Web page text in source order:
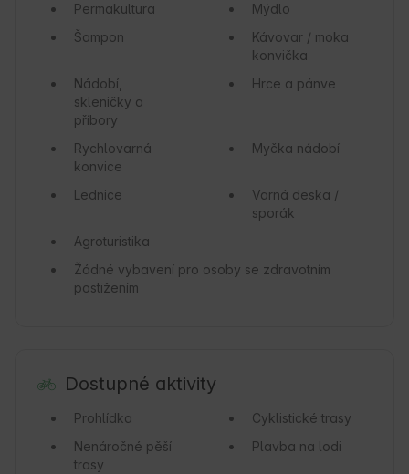
Permakultura
Mýdlo
Šampon
Kávovar / moka
konvička
Nádobí,
skleničky a
příbory
Hrce a pánve
Rychlovarná
konvice
Myčka nádobí
Lednice
Varná deska /
sporák
Agroturistika
Žádné vybavení pro osoby se zdravotním
postižením
Dostupné aktivity
Prohlídka
Cyklistické trasy
Nenáročné pěší
trasy
Plavba na lodi